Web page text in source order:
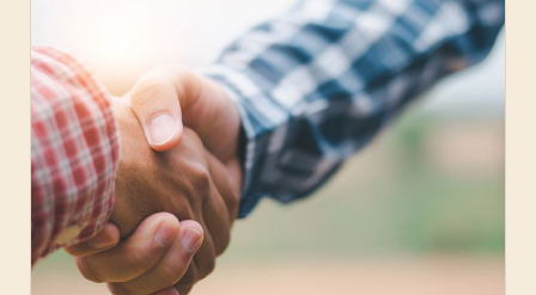
van een overname. In het webinar
‘Bedrijfsovername – next level! presenteerde
onderzoekers, adviseurs en andere betrokkenen
de resultaten van het living lab Duurzame
bedrijfsovername.